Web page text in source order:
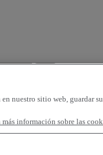
nuestro sitio web, guardar
más información sobre las